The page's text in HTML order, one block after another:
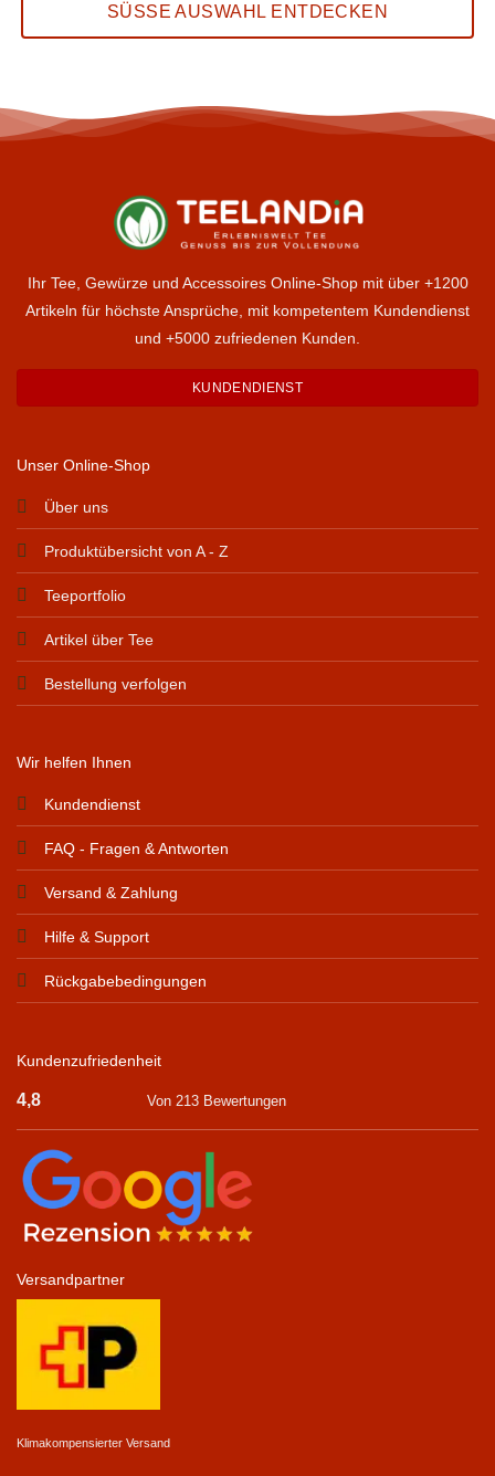
SÜSSE AUSWAHL ENTDECKEN
Ihr Tee, Gewürze und Accessoires Online-Shop mit über +1200
Artikeln für höchste Ansprüche, mit kompetentem Kundendienst
und +5000 zufriedenen Kunden.
KUNDENDIENST
Unser Online-Shop
Über uns
Produktübersicht von A - Z
Teeportfolio
Artikel über Tee
Bestellung verfolgen
Wir helfen Ihnen
Kundendienst
FAQ - Fragen & Antworten
Versand & Zahlung
Hilfe & Support
Rückgabebedingungen
Kundenzufriedenheit
4,8 Von 213 Bewertungen
Versandpartner
Klimakompensierter Versand